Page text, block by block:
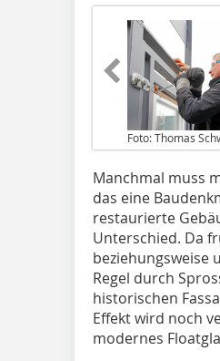
Foto: Thomas
Manchmal muss
das eine
restaurierte
Unterschied. Da
beziehungsweise
Regel durch
historischen
Effekt wird noch
modernes